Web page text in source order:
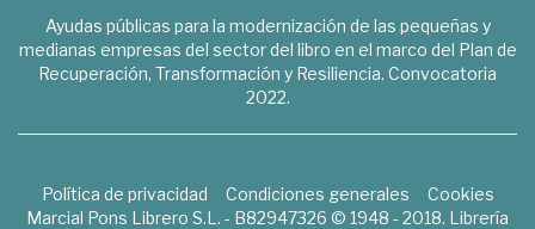
Ayudas públicas para la modernización de las pequeñas y
medianas empresas del sector del libro en el marco del Plan de
Recuperación, Transformación y Resiliencia. Convocatoria
2022.
Política de privacidad Condiciones generales
Cookies
Marcial Pons Librero S.L. - B82947326 © 1948 - 2018. Librería